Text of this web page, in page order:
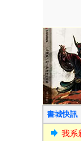
書城快訊
我系